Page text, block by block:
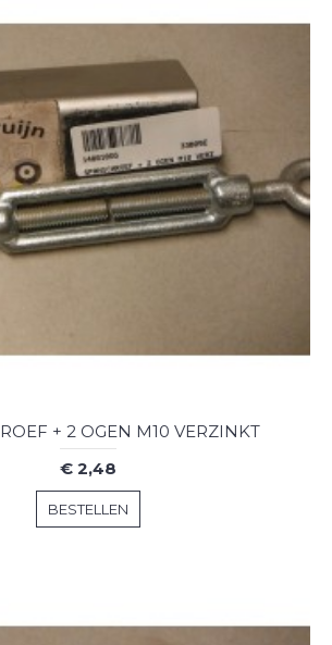
+ 2 OGEN M10 VERZINKT
€ 2,48
BESTELLEN